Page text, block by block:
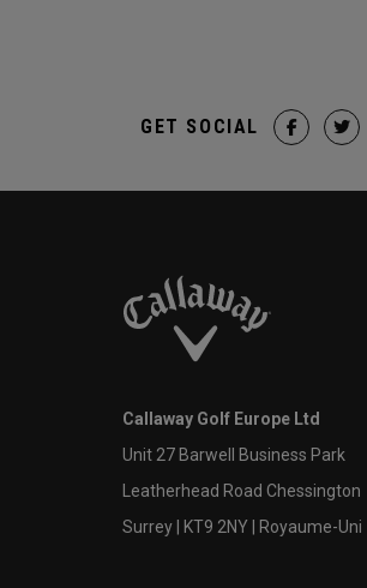
GET SOCIAL
Callaway Golf Europe Ltd
Unit 27 Barwell Business Park
Leatherhead Road Chessington
Surrey | KT9 2NY | Royaume-Uni